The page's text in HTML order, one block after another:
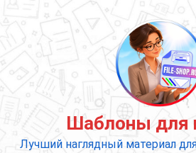
содержимому
Шаблоны для
Лучший наглядный материал